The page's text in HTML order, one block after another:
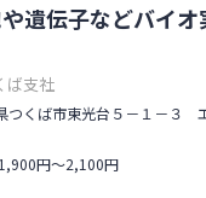
しい実験や技術を身に着
囲：なし
遺伝子などバイオ
支社
つくば市東光台５－１－３
円〜2,100円